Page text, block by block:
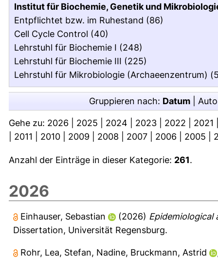
Institut für Biochemie, Genetik und
Entpflichtet bzw. im Ruhestand (86)
Cell Cycle Control (40)
Lehrstuhl für Biochemie I (248)
Lehrstuhl für Biochemie III (225)
Lehrstuhl für Mikrobiologie (Archaeenzentrum)
Gruppieren nach: Datum
Gehe zu: 2026 2025 2024 2023 2022 2021
2011 2010 2009 2008 2007 2006 2005
Anzahl der Einträge in dieser Kategorie: 261.
2026
Einhauser, Sebastian (2026) Epidemiological
Dissertation, Universität Regensburg.
Rohr, Lea, Stefan, Nadine, Bruckmann, Astrid